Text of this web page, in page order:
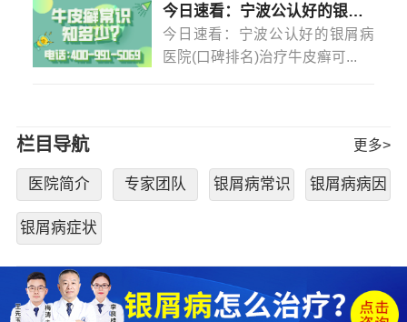
今日速看：宁波公认好的银屑病医院(口碑排名)治疗牛皮癣可以不吃药不打针吗？
今日速看：宁波公认好的银屑病
医院(口碑排名)治疗牛皮癣可...
栏目导航 更多>
医院简介 专家团队 银屑病常识 银屑病病因
银屑病症状